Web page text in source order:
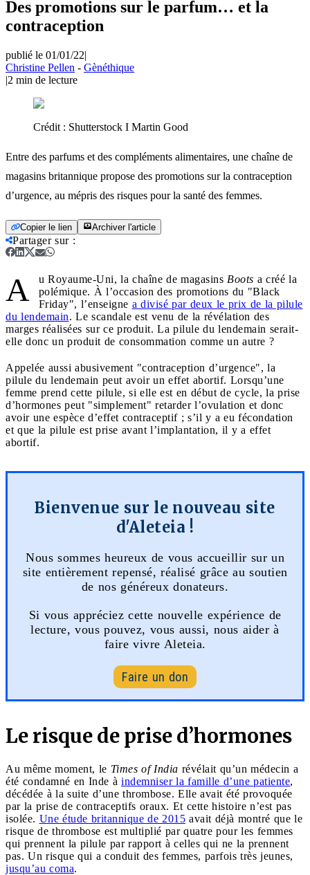
Des promotions sur le parfum… et la
contraception
publié le 01/01/22|
Christine Pellen - Gènéthique
|2 min de lecture
Crédit : Shutterstock I Martin Good
Entre des parfums et des compléments alimentaires, une chaîne de
magasins britannique propose des promotions sur la contraception
d’urgence, au mépris des risques pour la santé des femmes.
Copier le lien Archiver l'article
Partager sur:
A u Royaume-Uni, la chaîne de magasins Boots a créé la
polémique. À l’occasion des promotions du "Black
Friday", l’enseigne a divisé par deux le prix de la pilule
du lendemain. Le scandale est venu de la révélation des
marges réalisées sur ce produit. La pilule du lendemain serait-
elle donc un produit de consommation comme un autre ?
Appelée aussi abusivement "contraception d’urgence", la
pilule du lendemain peut avoir un effet abortif. Lorsqu’une
femme prend cette pilule, si elle est en début de cycle, la prise
d’hormones peut "simplement" retarder l’ovulation et donc
avoir une espèce d’effet contraceptif ; s’il y a eu fécondation
et que la pilule est prise avant l’implantation, il y a effet
abortif.
Bienvenue sur le nouveau site
d'Aleteia !
Nous sommes heureux de vous accueillir sur un
site entièrement repensé, réalisé grâce au soutien
de nos généreux donateurs.
Si vous appréciez cette nouvelle expérience de
lecture, vous pouvez, vous aussi, nous aider à
faire vivre Aleteia.
Faire un don
Le risque de prise d’hormones
Au même moment, le Times of India révélait qu’un médecin a
été condamné en Inde à indemniser la famille d’une patiente,
décédée à la suite d’une thrombose. Elle avait été provoquée
par la prise de contraceptifs oraux. Et cette histoire n’est pas
isolée. Une étude britannique de 2015 avait déjà montré que le
risque de thrombose est multiplié par quatre pour les femmes
qui prennent la pilule par rapport à celles qui ne la prennent
pas. Un risque qui a conduit des femmes, parfois très jeunes,
jusqu’au coma.